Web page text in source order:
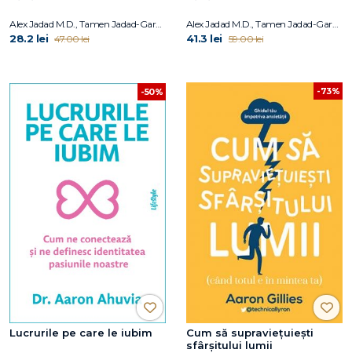
Alex Jadad M.D., Tamen Jadad-Garcia
28.2 lei 47.00 lei
Alex Jadad M.D., Tamen Jadad-Garcia
41.3 lei 59.00 lei
-50%
Lucrurile pe care le iubim
-73%
Cum să supraviețuiești
sfârșitului lumii